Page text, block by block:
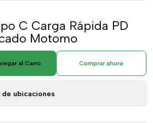
C Carga Rápida PD
Motomo
al Carro Comprar ahora
ubicaciones